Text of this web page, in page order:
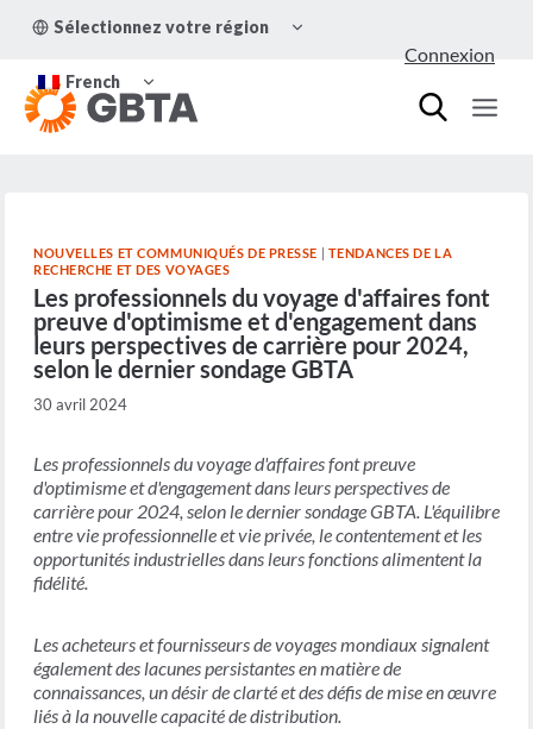
Sélectionnez votre région
LE
French
LE
MENU
ENFANT
Connexion
NOUVELLES ET COMMUNIQUÉS DE PRESSE | TENDANCES DE LA
RECHERCHE ET DES VOYAGES
Les professionnels du voyage d'affaires font
preuve d'optimisme et d'engagement dans
leurs perspectives de carrière pour 2024,
selon le dernier sondage GBTA
30 avril 2024
Les professionnels du voyage d'affaires font preuve
d'optimisme et d'engagement dans leurs perspectives de
carrière pour 2024, selon le dernier sondage GBTA. L'équilibre
entre vie professionnelle et vie privée, le contentement et les
opportunités industrielles dans leurs fonctions alimentent la
fidélité.
Les acheteurs et fournisseurs de voyages mondiaux signalent
également des lacunes persistantes en matière de
connaissances, un désir de clarté et des défis de mise en œuvre
liés à la nouvelle capacité de distribution.